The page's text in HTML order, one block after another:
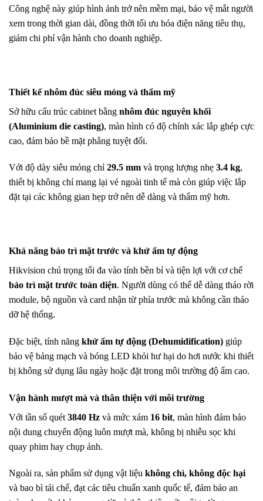
Công nghệ này giúp hình ảnh trở nên mềm mại, bảo vệ mắt người
xem trong thời gian dài, đồng thời tối ưu hóa điện năng tiêu thụ,
giảm chi phí vận hành cho doanh nghiệp.
Thiết kế nhôm đúc siêu mỏng và thẩm mỹ
Sở hữu cấu trúc cabinet bằng nhôm đúc nguyên khối
(Aluminium die casting), màn hình có độ chính xác lắp ghép cực
cao, đảm bảo bề mặt phẳng tuyệt đối.
Với độ dày siêu mỏng chỉ 29.5 mm và trọng lượng nhẹ 3.4 kg,
thiết bị không chỉ mang lại vẻ ngoài tinh tế mà còn giúp việc lắp
đặt tại các không gian hẹp trở nên dễ dàng và thẩm mỹ hơn.
Khả năng bảo trì mặt trước và khử ẩm tự động
Hikvision chú trọng tối đa vào tính bền bỉ và tiện lợi với cơ chế
bảo trì mặt trước toàn diện. Người dùng có thể dễ dàng tháo rời
module, bộ nguồn và card nhận từ phía trước mà không cần tháo
dỡ hệ thống.
Đặc biệt, tính năng khử ẩm tự động (Dehumidification) giúp
bảo vệ bảng mạch và bóng LED khỏi hư hại do hơi nước khi thiết
bị không sử dụng lâu ngày hoặc đặt trong môi trường độ ẩm cao.
Vận hành mượt mà và thân thiện với môi trường
Với tần số quét 3840 Hz và mức xám 16 bit, màn hình đảm bảo
nội dung chuyển động luôn mượt mà, không bị nhiễu sọc khi
quay phim hay chụp ảnh.
Ngoài ra, sản phẩm sử dụng vật liệu không chì, không độc hại
và bao bì tái chế, đạt các tiêu chuẩn xanh quốc tế, đảm bảo an